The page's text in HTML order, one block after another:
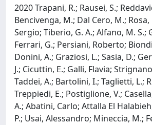
2020 Trapani, R.; Rausei, S.;
Bencivenga, M.; Dal Cero, M.;
Sergio; Tiberio, G. A.; Alfano, M.
Ferrari, G.; Persiani, Roberto;
Donini, A.; Graziosi, L.; Sasia, D.;
J.; Cicuttin, E.; Galli, Flavia;
Taddei, A.; Bartolini, I.; Taglietti, L.;
Treppiedi, E.; Postiglione, V.;
A.; Abatini, Carlo; Attalla El
P.; Usai, Alessandro; Mineccia, M.;